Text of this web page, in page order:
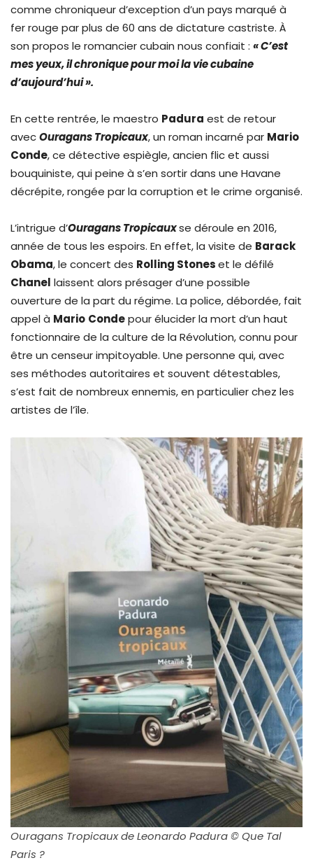
comme chroniqueur d’exception d’un pays marqué à
fer rouge par plus de 60 ans de dictature castriste. À
son propos le romancier cubain nous confiait : « C’est
mes yeux, il chronique pour moi la vie cubaine
d’aujourd’hui ».
En cette rentrée, le maestro Padura est de retour
avecOuragans Tropicaux, un roman incarné par Mario
Conde, ce détective espiègle, ancien flic et aussi
bouquiniste, qui peine à s’en sortir dans une Havane
décrépite, rongée par la corruption et le crime organisé.
L’intrigue d’Ouragans Tropicauxse déroule en 2016,
année de tous les espoirs. En effet, la visite de Barack
Obama, le concert des Rolling Stoneset le défilé
Chanel laissent alors présager d’une possible
ouverture de la part du régime. La police, débordée, fait
appel à Mario Condepour élucider la mort d’un haut
fonctionnaire de la culture de la Révolution, connu pour
être un censeur impitoyable. Une personne qui, avec
ses méthodes autoritaires et souvent détestables,
s’est fait de nombreux ennemis, en particulier chez les
artistes de l’île.
Ouragans Tropicaux de Leonardo Padura © Que Tal
Paris ?